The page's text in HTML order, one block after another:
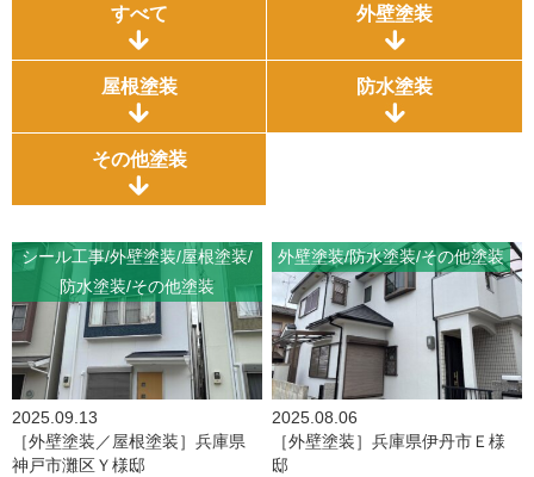
すべて 外壁塗装
屋根塗装 防水塗装
その他塗装
シール工事 外壁塗装 屋根塗装
防水塗装 その他塗装
2025.09.13
［外壁塗装／屋根塗装］兵庫県
神戸市灘区Ｙ様邸
外壁塗装 防水塗装 その他塗装
2025.08.06
［外壁塗装］兵庫県伊丹市Ｅ様
邸